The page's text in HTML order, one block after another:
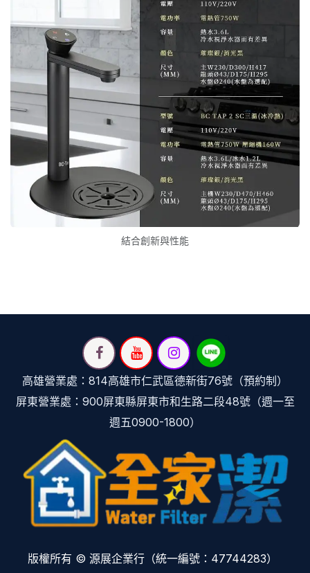
結合創新與性能
高雄營業處：814高雄市仁武區德新街76號（預約制）
屏東營業處：900屏東縣屏東市和生路二段48號（週一至
週五0900-1800）
版權所有 © 源展企業行（統一編號：47744283）